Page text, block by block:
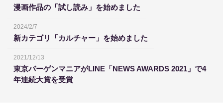
漫画作品の「試し読み」を始めました
2024/2/7
新カテゴリ「カルチャー」を始めました
2021/12/13
東京バーゲンマニアがLINE「NEWS AWARDS 2021」で4
年連続大賞を受賞